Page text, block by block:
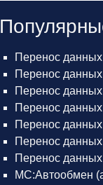
Перенос
Перенос
Перенос
Перенос
Перенос
Перенос
Перенос
МС:Автообмен